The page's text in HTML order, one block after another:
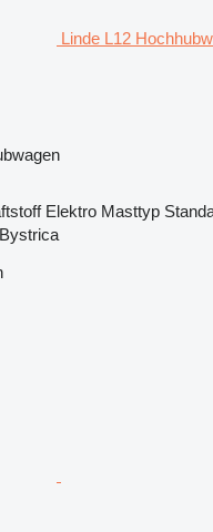
Linde L12
Elektro Masttyp